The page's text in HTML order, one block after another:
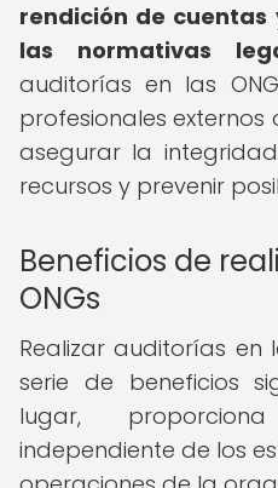
rendición de
las normativas
auditorías en las
profesionales externos
asegurar la
recursos y prevenir
Beneficios de
ONGs
Realizar auditorías en
serie de beneficios
lugar,
independiente de los